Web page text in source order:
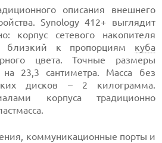
описания внешнего
Synology 412+ выглядит
корпус сетевого накопителя
близкий к пропорциям куба
цвета. Точные размеры
23,3 сантиметра. Масса без
дисков – 2 килограмма.
корпуса традиционно
коммуникационные порты и